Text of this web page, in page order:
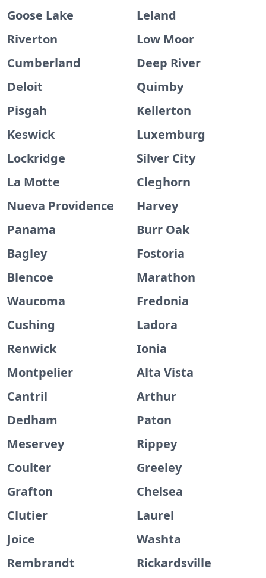
Goose Lake
Leland
Riverton
Low Moor
Cumberland
Deep River
Deloit
Quimby
Pisgah
Kellerton
Keswick
Luxemburg
Lockridge
Silver City
La Motte
Cleghorn
Nueva Providence
Harvey
Panama
Burr Oak
Bagley
Fostoria
Blencoe
Marathon
Waucoma
Fredonia
Cushing
Ladora
Renwick
Ionia
Montpelier
Alta Vista
Cantril
Arthur
Dedham
Paton
Meservey
Rippey
Coulter
Greeley
Grafton
Chelsea
Clutier
Laurel
Joice
Washta
Rembrandt
Rickardsville